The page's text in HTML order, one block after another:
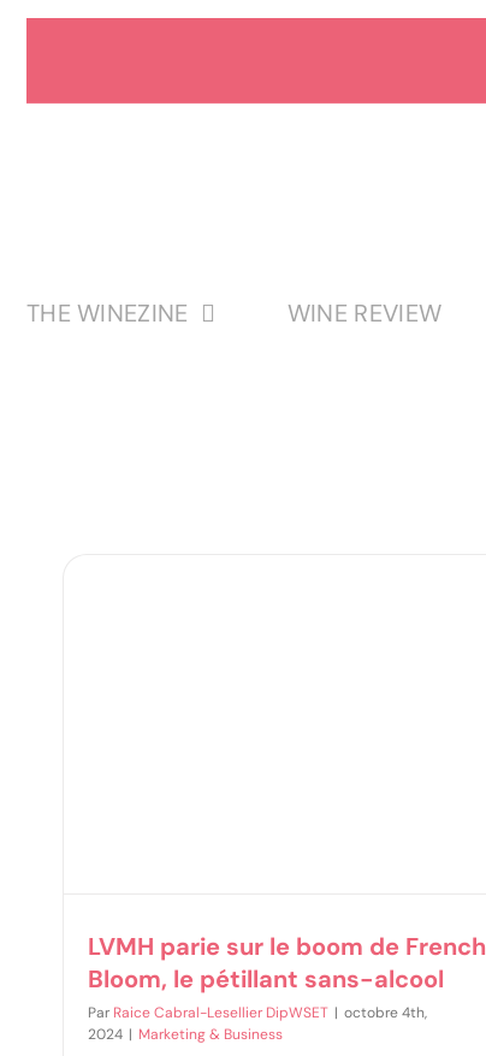
Passer
THE WINEZINE WINE REVIEW
LVMH parie sur le boom de French
Bloom, le pétillant sans-alcool
Par Raice Cabral-Lesellier DipWSET | octobre 4th,
2024 | Marketing & Business